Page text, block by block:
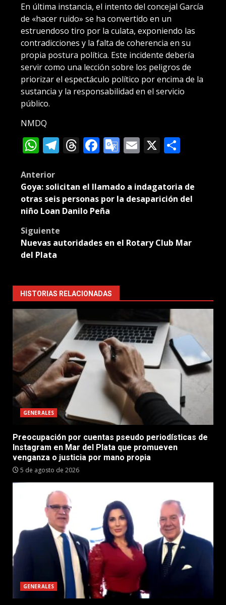
En última instancia, el intento del concejal García
de «hacer ruido» se ha convertido en un
estruendoso tiro por la culata, exponiendo las
contradicciones y la falta de coherencia en su
propia postura política. Este incidente debería
servir como una lección sobre los peligros de
priorizar el espectáculo político por encima de la
sustancia y la responsabilidad en el servicio
público.
NMDQ
WhatsApp
Telegram
Threads
Facebook
Google
Email
X
Post
navigation
Anterior
Goya: solicitan el llamado a indagatoria de
otras seis personas por la desaparición del
niño Loan Danilo Peña
Siguiente
Nuevas autoridades en el Rotary Club Mar
del Plata
HISTORIAS RELACIONADAS
GENERALES
Preocupación por cuentas pseudo periodísticas de
Instagram en Mar del Plata que promueven
venganza o justicia por mano propia
5 de agosto de 2026
GENERALES